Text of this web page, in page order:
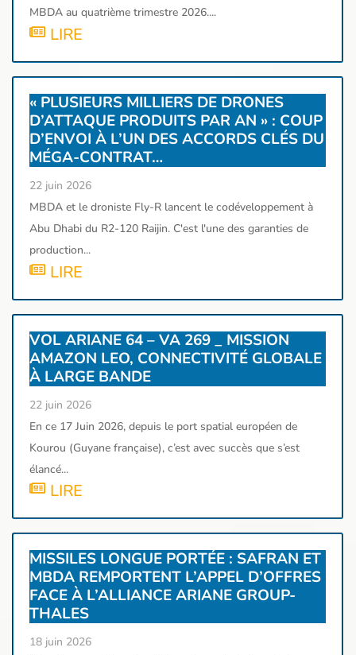
MBDA au quatrième trimestre 2026....
LIRE
« PLUSIEURS MILLIERS DE DRONES
D’ATTAQUE PRODUITS PAR AN » : COUP
D’ENVOI À L’UN DES ACCORDS CLÉS DU
MÉGA-CONTRAT…
22 juin 2026
MBDA et le droniste Fly-R lancent le codéveloppement à
Abu Dhabi du R2-120 Raijin. C'est l'une des garanties de
production...
LIRE
VOL ARIANE 64 – VA 269 _ MISSION
AMAZON LEO, CONNECTIVITÉ GLOBALE
À LARGE BANDE
22 juin 2026
En ce 17 Juin 2026, depuis le port spatial européen de
Kourou (Guyane française), c’est avec succès que s’est
élancé...
LIRE
MISSILES LONGUE PORTÉE : SAFRAN ET
MBDA REMPORTENT L’APPEL D’OFFRES
FACE À L’ALLIANCE ARIANE GROUP-
THALES
18 juin 2026